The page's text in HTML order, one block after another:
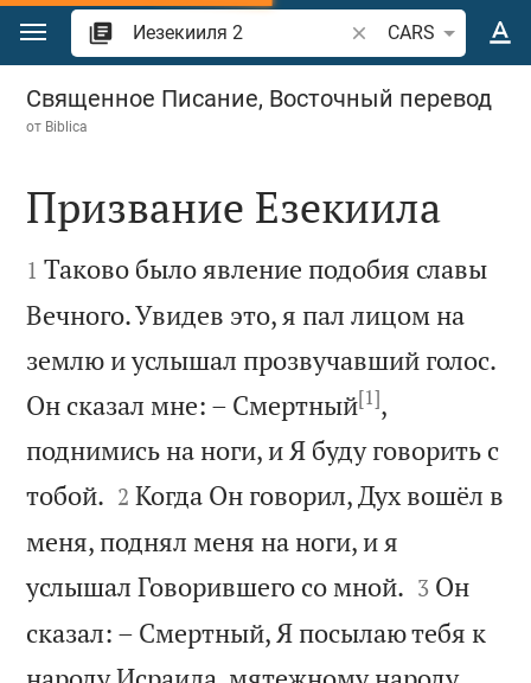
Перейти к содержанию
Поиск по отрывку
CARS
Иезекииля 2
Священное Писание, Восточный перевод
от Biblica

Призвание Езекиила

1 Таково было явление подобия славы
Вечного. Увидев это, я пал лицом на
землю и услышал прозвучавший голос.
Он сказал мне: – Смертный[1],
поднимись на ноги, и Я буду говорить с
тобой. 

2 Когда Он говорил, Дух вошёл в
меня, поднял меня на ноги, и я
услышал Говорившего со мной. 

3 Он
сказал: – Смертный, Я посылаю тебя к